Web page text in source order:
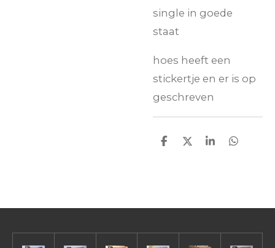
single in goede
staat
hoes heeft een
stickertje en er is op
geschreven
D
D
S
D